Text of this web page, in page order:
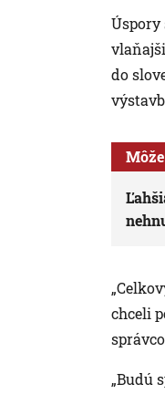
do
chceli
„Budú